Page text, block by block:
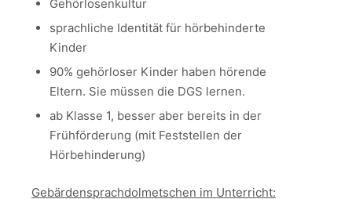
Gehörlosenkultur
sprachliche Identität für hörbehinderte
Kinder
90% gehörloser Kinder haben hörende
Eltern. Sie müssen die DGS lernen.
ab Klasse 1, besser aber bereits in der
Frühförderung (mit Feststellen der
Hörbehinderung)
Gebärdensprachdolmetschen im Unterricht: